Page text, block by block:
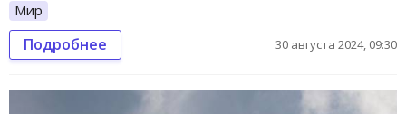
Мир
Подробнее 30 августа 2024, 09:30